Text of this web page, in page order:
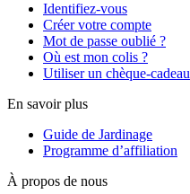
Identifiez-vous
Créer votre compte
Mot de passe oublié ?
Où est mon colis ?
Utiliser un chèque-cadeau
En savoir plus
Guide de Jardinage
Programme d’affiliation
À propos de nous